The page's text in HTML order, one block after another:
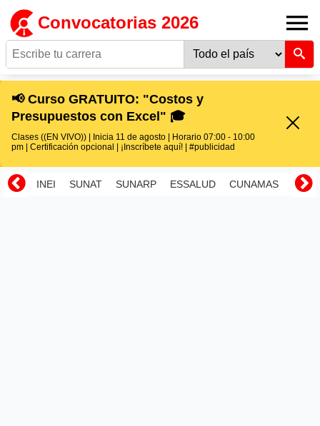
Convocatorias 2026
📢 Curso GRATUITO: "Costos y
Presupuestos con Excel" 🎓
Clases ((EN VIVO)) | Inicia 11 de agosto | Horario 07:00 - 10:00
pm | Certificación opcional | ¡Inscríbete aquí! | #publicidad
INEI SUNAT SUNARP ESSALUD CUNAMAS